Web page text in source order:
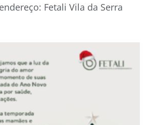
Fetali Vila da Serra